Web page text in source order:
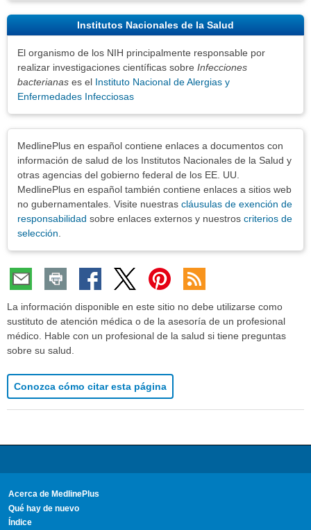
Institutos Nacionales de la Salud
El organismo de los NIH principalmente responsable por
realizar investigaciones científicas sobre Infecciones
bacterianas es el Instituto Nacional de Alergias y
Enfermedades Infecciosas
MedlinePlus en español contiene enlaces a documentos con
información de salud de los Institutos Nacionales de la Salud y
otras agencias del gobierno federal de los EE. UU.
MedlinePlus en español también contiene enlaces a sitios web
no gubernamentales. Visite nuestras cláusulas de exención de
responsabilidad sobre enlaces externos y nuestros criterios de
selección
La información disponible en este sitio no debe utilizarse como
sustituto de atención médica o de la asesoría de un profesional
médico. Hable con un profesional de la salud si tiene preguntas
sobre su salud.
Conozca cómo citar esta página
Acerca de MedlinePlus
Qué hay de nuevo
Índice